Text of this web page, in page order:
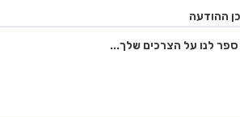
ההודעה